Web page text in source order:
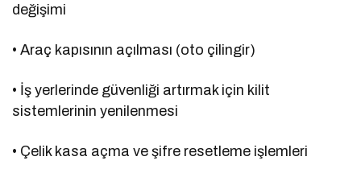
değişimi
• Araç kapısının açılması (oto çilingir)
• İş yerlerinde güvenliği artırmak için kilit
sistemlerinin yenilenmesi
• Çelik kasa açma ve şifre resetleme işlemleri